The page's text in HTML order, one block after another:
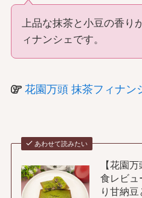
上品な抹茶と小豆の香り
ィナンシェです。
花園万頭 抹茶フィナン
あわせて読みたい
【花園
食レビュ
り甘納